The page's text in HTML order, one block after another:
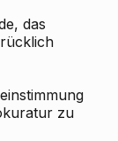
das
zu